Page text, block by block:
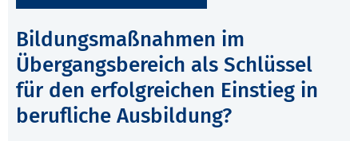
Bildungsmaßnahmen im
Übergangsbereich als Schlüssel
für den erfolgreichen Einstieg in
berufliche Ausbildung?